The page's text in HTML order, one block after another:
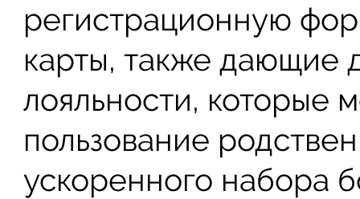
регистрационную
карты, также дающие
лояльности, которые
пользование
ускоренного набора